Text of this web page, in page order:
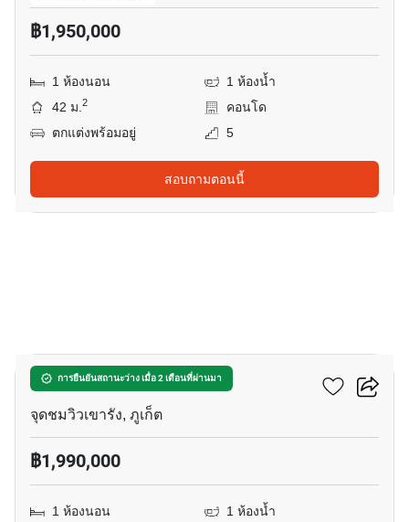
฿1,950,000
1 ห้องนอน
1 ห้องน้ำ
42 ม.2
คอนโด
ตกแต่งพร้อมอยู่
5
สอบถามตอนนี้
การยืนยันสถานะว่าง เมื่อ 2 เดือนที่ผ่านมา
พนาสนคอนโดกรีนเพลส
จุดชมวิวเขารัง, ภูเก็ต
฿1,990,000
1 ห้องนอน
1 ห้องน้ำ